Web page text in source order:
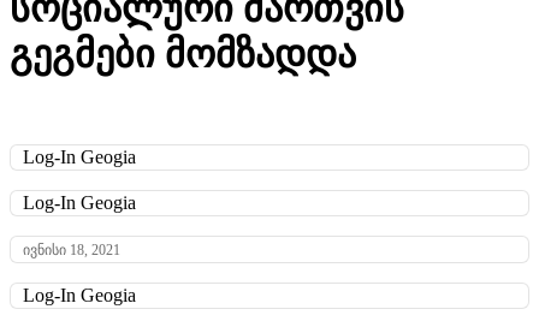
გეგმები მომზადდა
Log-In Geogia
Log-In Geogia
ივნისი 18, 2021
Log-In Geogia